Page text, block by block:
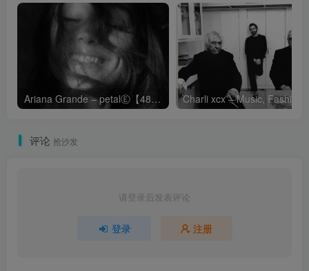
Ariana Grande – petalⒺ【48kHz／24bit】英国区
评论 抢沙发
请登录后发表评论
登录 注册